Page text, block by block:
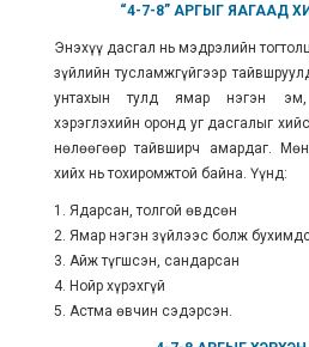
“4-7-8” АРГЫГ ЯАГААД
Энэхүү дасгал нь мэдрэлийн
зүйлийн тусламжгүйгээр
унтахын тулд ямар нэгэн эм,
хэрэглэхийн оронд уг дасгалыг
нөлөөгөөр тайвширч амардаг.
хийх нь тохиромжтой байна. Үүнд:
1. Ядарсан, толгой өвдсөн
2. Ямар нэгэн зүйлээс болж
3. Айж түгшсэн, сандарсан
4. Нойр хүрэхгүй
5. Астма өвчин сэдэрсэн.